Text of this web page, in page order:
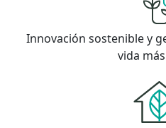
Innovación sostenible y
vida